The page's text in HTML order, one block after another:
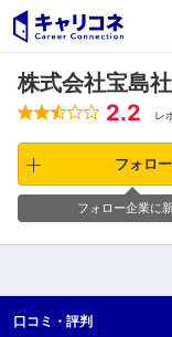
株式会社宝島社
2.2 レ
フォロー
フォロー企業に
口コミ・ 評判